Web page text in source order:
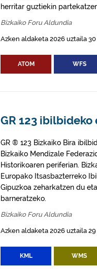
herritar guztiekin
Bizkaiko Foru Aldundia
Azken aldaketa 2026 uztaila 30
ATOM WFS
GR 123
GR ® 123 Bizkaiko Bira
Bizkaiko Mendizale
Historikoaren periferian.
Europako Itsasbazterreko
Gipuzkoa zeharkatzen du
barneratzeko.
Bizkaiko Foru Aldundia
Azken aldaketa 2026 uztaila 29
KML WMS